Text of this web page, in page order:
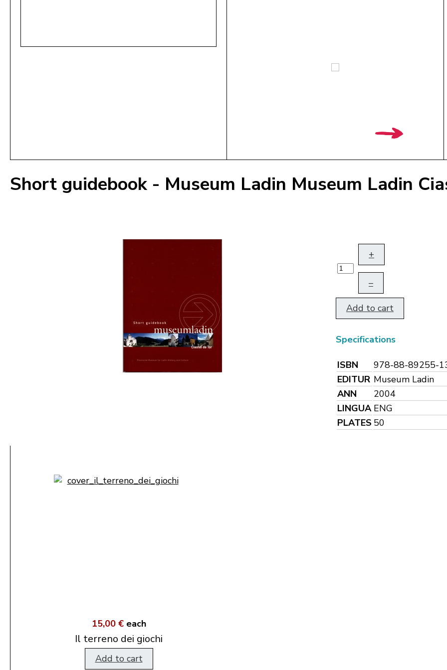
Short guidebook - Museum Ladin Museum Ladin
+
–
Add to cart
Specifications
ISBN
978-88-89255-
EDITUR Museum Ladin
ANN
2004
LINGUA ENG
PLATES 50
15,00 € each
Il terreno dei giochi
Add to cart